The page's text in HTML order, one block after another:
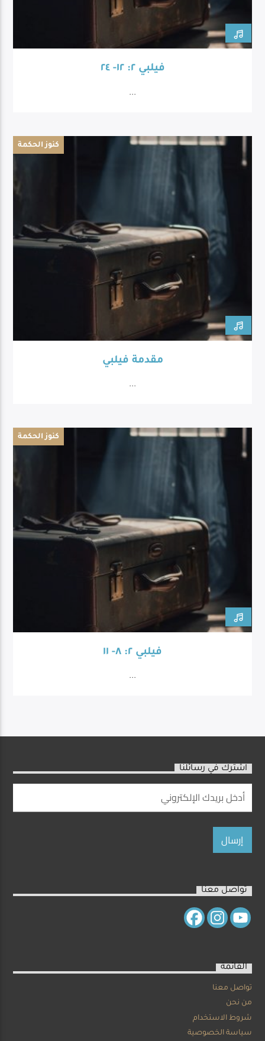
فيلبي ٢: ١٢- ٢٤
...
كنوز الحكمة
مقدمة فيلبي
...
كنوز الحكمة
فيلبي ٢: ٨- ١١
...
اشترك في رسائلنا
تواصل معنا
القائمة
تواصل معنا
من نحن
شروط الاستخدام
سياسة الخصوصية